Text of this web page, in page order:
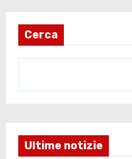
Cerca
Ultime notizie